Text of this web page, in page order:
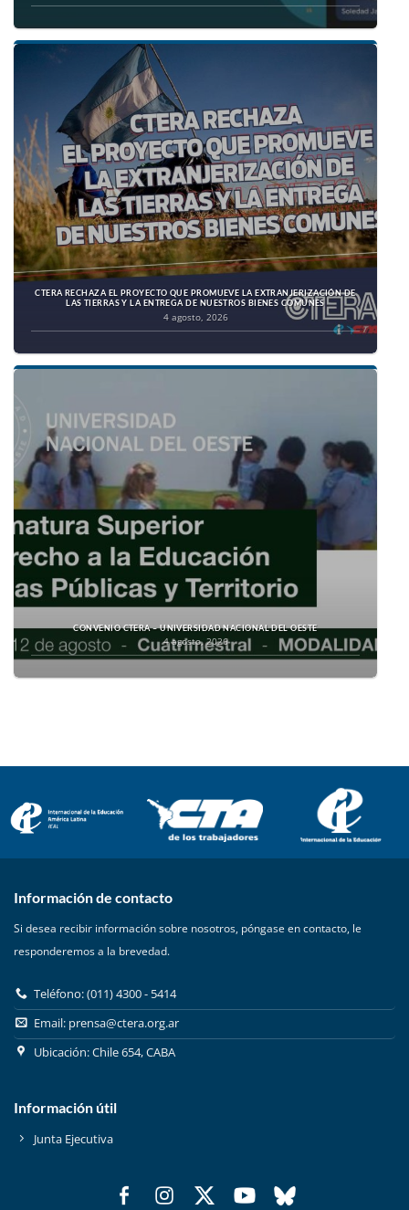
CTERA RECHAZA EL PROYECTO QUE PROMUEVE LA EXTRANJERIZACIÓN DE
LAS TIERRAS Y LA ENTREGA DE NUESTROS BIENES COMUNES
4 agosto, 2026
CONVENIO CTERA – UNIVERSIDAD NACIONAL DEL OESTE
4 agosto, 2026
Información de contacto
Si desea recibir información sobre nosotros, póngase en contacto, le
responderemos a la brevedad.
Teléfono: (011) 4300 - 5414
Email: prensa@ctera.org.ar
Ubicación: Chile 654, CABA
Información útil
Junta Ejecutiva